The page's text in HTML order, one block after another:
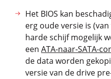
Het BIOS kan
erg oude versie is
harde schijf mogelijk
een ATA-naar-SATA-
de data worden
versie van de drive